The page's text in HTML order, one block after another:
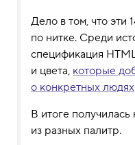
Дело в том, что эти
по нитке. Среди
спецификация
и цвета, которые
о конкретных людях
В итоге получилась
из разных палитр.